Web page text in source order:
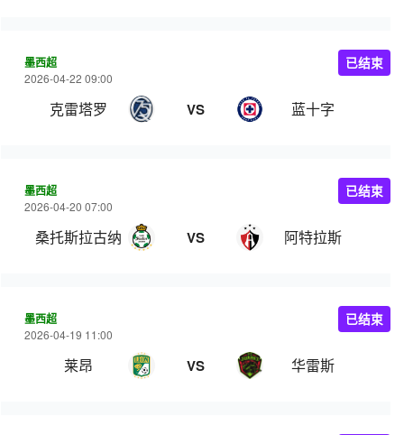
墨西超
2026-04-22 09:00
克雷塔罗 VS 蓝十字
已结束
墨西超
2026-04-20 07:00
桑托斯拉古纳 VS 阿特拉斯
已结束
墨西超
2026-04-19 11:00
莱昂 VS 华雷斯
已结束